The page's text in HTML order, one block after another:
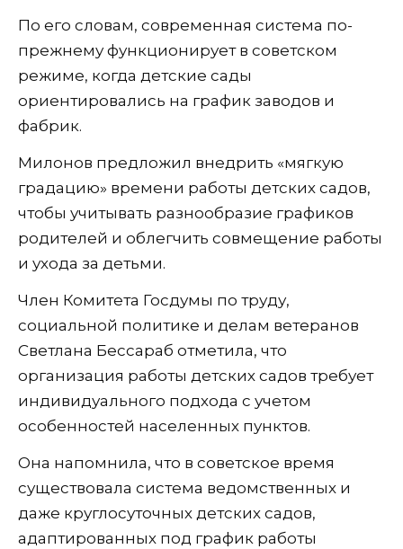
По его словам, современная система по-
прежнему функционирует в советском
режиме, когда детские сады
ориентировались на график заводов и
фабрик.
Милонов предложил внедрить «мягкую
градацию» времени работы детских садов,
чтобы учитывать разнообразие графиков
родителей и облегчить совмещение работы
и ухода за детьми.
Член Комитета Госдумы по труду,
социальной политике и делам ветеранов
Светлана Бессараб отметила, что
организация работы детских садов требует
индивидуального подхода с учетом
особенностей населенных пунктов.
Она напомнила, что в советское время
существовала система ведомственных и
даже круглосуточных детских садов,
адаптированных под график работы